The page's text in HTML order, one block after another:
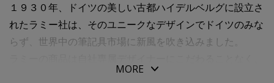
１９３０年、ドイツの美しい古都ハイデルベルグに設立さ
れたラミー社は、そのユニークなデザインでドイツのみな
らず、世界中の筆記具市場に新風を吹き込みました。
バウハウスの思想を持つ世界中の様々な分野のデザイナー
MORE